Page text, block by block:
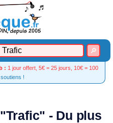
: 1 jour offert, 5€ = 25 jours, 10€ = 100
!
- Du plus